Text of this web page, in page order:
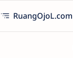
RuangOjoL.com